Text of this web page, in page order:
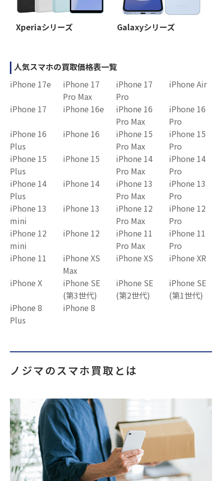
Xperiaシリーズ Galaxyシリーズ
人気スマホの買取価格表一覧
iPhone 17e
iPhone 17
Pro Max
iPhone 17
Pro
iPhone Air
iPhone 17 iPhone 16e
iPhone 16
Pro Max
iPhone 16
Pro
iPhone 16
Plus
iPhone 16
iPhone 15
Pro Max
iPhone 15
Pro
iPhone 15
Plus
iPhone 15
iPhone 14
Pro Max
iPhone 14
Pro
iPhone 14
Plus
iPhone 14
iPhone 13
Pro Max
iPhone 13
Pro
iPhone 13
mini
iPhone 13
iPhone 12
Pro Max
iPhone 12
Pro
iPhone 12
mini
iPhone 12
iPhone 11
Pro Max
iPhone 11
Pro
iPhone 11
iPhone XS
Max
iPhone XS iPhone XR
iPhone X
iPhone SE
(第3世代)
iPhone SE
(第2世代)
iPhone SE
(第1世代)
iPhone 8
Plus
iPhone 8
ノジマのスマホ買取とは